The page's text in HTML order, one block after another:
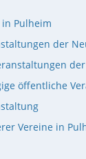
Pulheim
der
öffentliche
Vereine in